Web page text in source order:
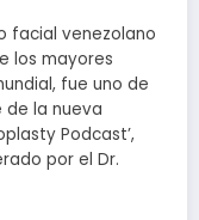
facial venezolano
los mayores
fue uno de
de la nueva
Podcast’,
por el Dr.